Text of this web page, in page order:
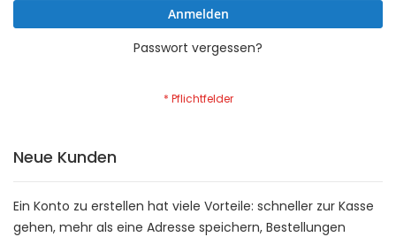
Anmelden
Passwort vergessen?
Neue Kunden
Ein Konto zu erstellen hat viele Vorteile: schneller zur Kasse
gehen, mehr als eine Adresse speichern, Bestellungen